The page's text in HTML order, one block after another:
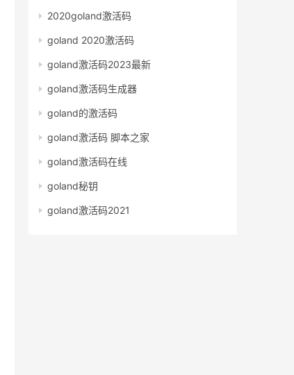
2020goland激活码
goland 2020激活码
goland激活码2023最新
goland激活码生成器
goland的激活码
goland激活码 脚本之家
goland激活码在线
goland秘钥
goland激活码2021